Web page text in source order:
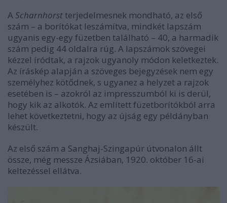
A Scharnhorst terjedelmesnek mondható, az első
szám – a borítókat leszámítva, mindkét lapszám
ugyanis egy-egy füzetben található – 40, a harmadik
szám pedig 44 oldalra rúg. A lapszámok szövegei
kézzel íródtak, a rajzok ugyanoly módon keletkeztek.
Az íráskép alapján a szöveges bejegyzések nem egy
személyhez kötődnek, s ugyanez a helyzet a rajzok
esetében is – azokról az impresszumból ki is derül,
hogy kik az alkotók. Az említett füzetborítókból arra
lehet következtetni, hogy az újság egy példányban
készült.
Az első szám a Sanghaj-Szingapúr útvonalon állt
össze, még messze Ázsiában, 1920. október 16-ai
keltezéssel ellátva.